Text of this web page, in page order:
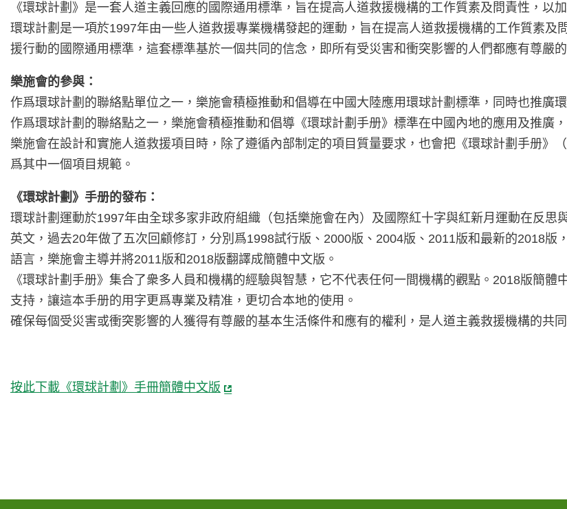
《環球計劃》是一套人道主義回應的國際通用標準，旨在提高人道救援機構的工作質素及問責性，以
環球計劃是一項於1997年由一些人道救援專業機構發起的運動，旨在提高人道救援機構的工作質素
援行動的國際通用標準，這套標準基於一個共同的信念，即所有受災害和衝突影響的人們都應有尊嚴的
樂施會的參與：
作爲環球計劃的聯絡點單位之一，樂施會積極推動和倡導在中國大陸應用環球計劃標準，同時也推廣
作爲環球計劃的聯絡點之一，樂施會積極推動和倡導《環球計劃手册》標準在中國內地的應用及推廣
樂施會在設計和實施人道救援項目時，除了遵循內部制定的項目質量要求，也會把《環球計劃手册》
爲其中一個項目規範。
《環球計劃》手册的發布：
環球計劃運動於1997年由全球多家非政府組織（包括樂施會在內）及國際紅十字與紅新月運動在反
英文，過去20年做了五次回顧修訂，分別爲1998試行版、2000版、2004版、2011版和最新的2018
語言，樂施會主導并將2011版和2018版翻譯成簡體中文版。
《環球計劃手册》集合了衆多人員和機構的經驗與智慧，它不代表任何一間機構的觀點。2018版簡
支持，讓這本手册的用字更爲專業及精准，更切合本地的使用。
確保每個受災害或衝突影響的人獲得有尊嚴的基本生活條件和應有的權利，是人道主義救援機構的共
按此下載《環球計劃》手冊簡體中文版